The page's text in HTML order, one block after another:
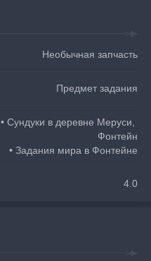
Необычная запчасть
Предмет задания
• Сундуки в деревне Меруси,
Фонтейн
• Задания мира в Фонтейне
4.0